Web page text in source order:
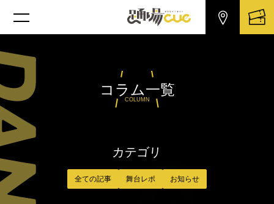
コラム一覧
COLUMN
カテゴリ
全ての記事 舞台レポ お知らせ